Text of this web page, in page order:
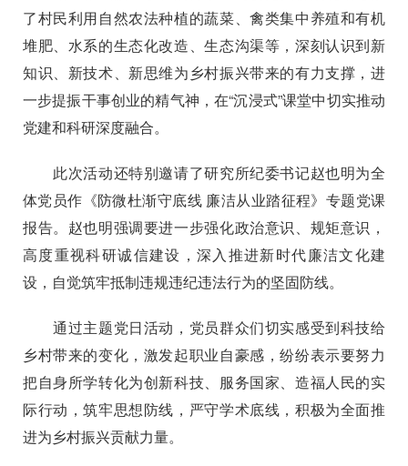
了村民利用自然农法种植的蔬菜、禽类集中养殖和有机
堆肥、水系的生态化改造、生态沟渠等，深刻认识到新
知识、新技术、新思维为乡村振兴带来的有力支撑，进
一步提振干事创业的精气神，在“沉浸式”课堂中切实推动
党建和科研深度融合。
此次活动还特别邀请了研究所纪委书记赵也明为全
体党员作《防微杜渐守底线 廉洁从业踏征程》专题党课
报告。赵也明强调要进一步强化政治意识、规矩意识，
高度重视科研诚信建设，深入推进新时代廉洁文化建
设，自觉筑牢抵制违规违纪违法行为的坚固防线。
通过主题党日活动，党员群众们切实感受到科技给
乡村带来的变化，激发起职业自豪感，纷纷表示要努力
把自身所学转化为创新科技、服务国家、造福人民的实
际行动，筑牢思想防线，严守学术底线，积极为全面推
进为乡村振兴贡献力量。